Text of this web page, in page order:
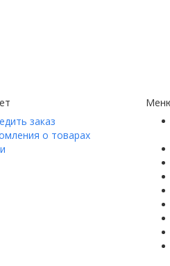
заказ
о товарах